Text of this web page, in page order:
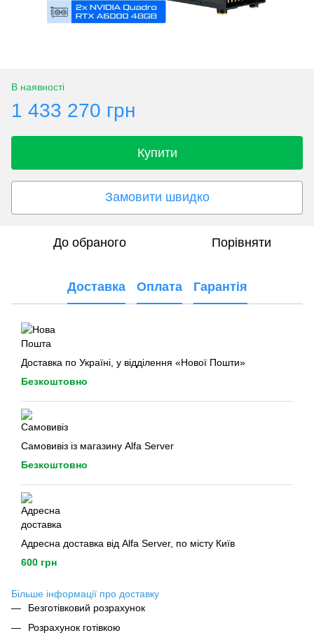
В наявності
1 433 270 грн
Купити
Замовити швидко
До обраного Порівняти
Доставка Оплата Гарантія
Доставка по Україні, у відділення «Нової Пошти»
Безкоштовно
Самовивіз із магазину Alfa Server
Безкоштовно
Адресна доставка від Alfa Server, по місту Київ
600 грн
Більше інформації про доставку
Безготівковий розрахунок
Розрахунок готівкою